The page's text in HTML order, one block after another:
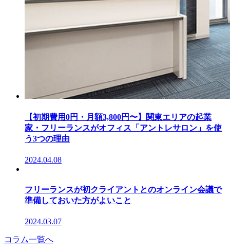
【初期費用0円・月額3,800円〜】関東エリアの起業
家・フリーランスがオフィス「アントレサロン」を使
う3つの理由
2024.04.08
フリーランスが初クライアントとのオンライン会議で
準備しておいた方がよいこと
2024.03.07
コラム一覧へ